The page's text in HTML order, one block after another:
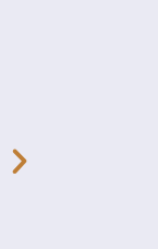
Дандан —
все больше и